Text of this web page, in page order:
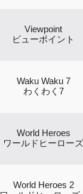
Viewpoint
ビューポイント
Waku Waku 7
わくわく7
World Heroes
ワールドヒーローズ
World Heroes 2